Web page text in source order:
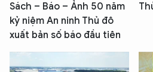
Sách – Báo – Ảnh 50 năm
kỷ niệm An ninh Thủ đô
xuất bản số báo đầu tiên
Hãy hỏi tôi bất kỳ điều gì
An Ninh Thủ Đô nhé. Tôi